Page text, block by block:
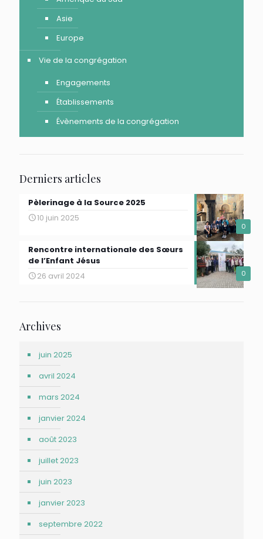
Asie
Europe
Vie de la congrégation
Engagements
Établissements
Évènements de la congrégation
Derniers articles
0
Pèlerinage à la Source 2025
10 juin 2025
0
Rencontre internationale des Sœurs
de l’Enfant Jésus
26 avril 2024
Archives
juin 2025
avril 2024
mars 2024
janvier 2024
août 2023
juillet 2023
juin 2023
janvier 2023
septembre 2022